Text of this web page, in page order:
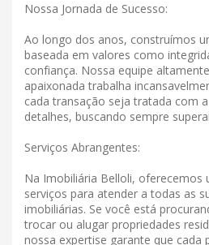
Nossa Jornada de Sucesso:
Ao longo dos anos, construímos
baseada em valores como
confiança. Nossa equipe
apaixonada trabalha
cada transação seja tratada com
detalhes, buscando sempre
Serviços Abrangentes:
Na Imobiliária Belloli, oferecemos
serviços para atender a todas as
imobiliárias. Se você está
trocar ou alugar propriedades
nossa expertise garante que cada